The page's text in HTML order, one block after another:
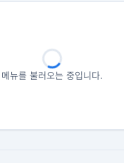
메뉴를 불러오는 중입니다.